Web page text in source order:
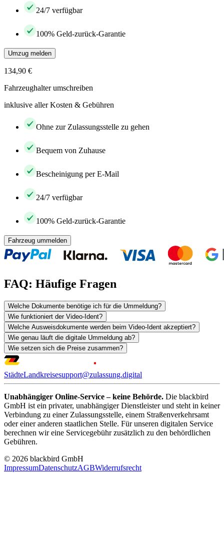
24/7 verfügbar
100% Geld-zurück-Garantie
Umzug melden
134,90 €
Fahrzeughalter umschreiben
inklusive aller Kosten & Gebühren
Ohne zur Zulassungsstelle zu gehen
Bequem von Zuhause
Bescheinigung per E-Mail
24/7 verfügbar
100% Geld-zurück-Garantie
Fahrzeug ummelden
FAQ: Häufige Fragen
Welche Dokumente benötige ich für die Ummeldung?
Wie funktioniert der Video-Ident?
Welche Ausweisdokumente werden beim Video-Ident akzeptiert?
Wie genau läuft die digitale Ummeldung ab?
Wie setzen sich die Preise zusammen?
StädteLandkreisesupport@zulassung.digital
Unabhängiger Online-Service – keine Behörde. Die blackbird
GmbH ist ein privater, unabhängiger Dienstleister und steht in keiner
Verbindung zu einer Zulassungsstelle, einem Straßenverkehrsamt
oder einer anderen staatlichen Stelle. Für unseren digitalen Service
berechnen wir eine Servicegebühr zusätzlich zu den behördlichen
Gebühren.
© 2026 blackbird GmbH
ImpressumDatenschutzAGBWiderrufsrecht